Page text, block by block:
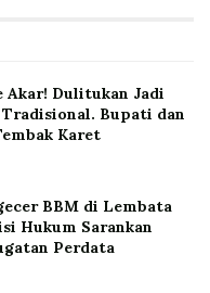
Akar! Dulitukan Jadi
Bupati dan
Karet
BBM di Lembata
Hukum Sarankan
Perdata